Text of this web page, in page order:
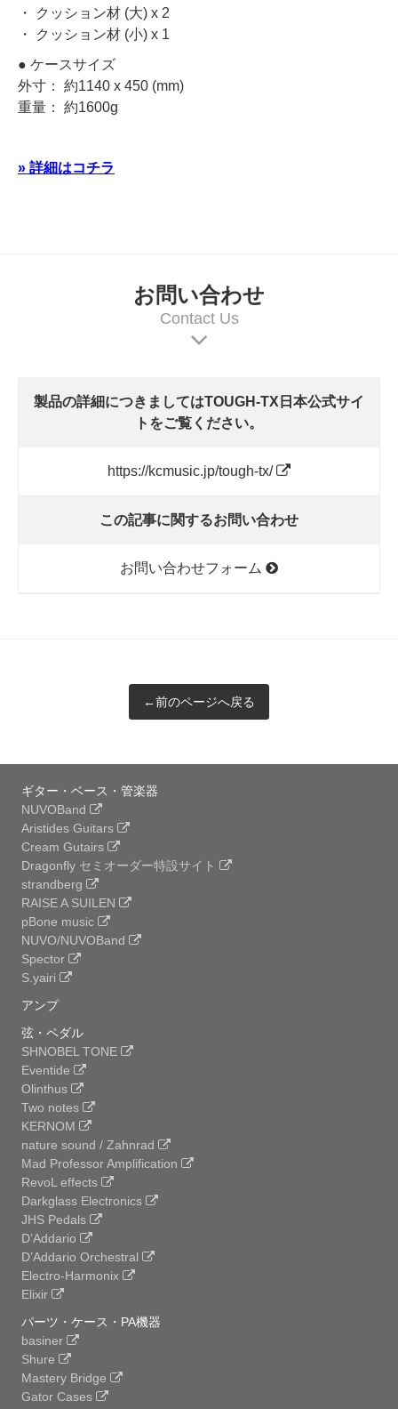
・ クッション材 (大) x 2
・ クッション材 (小) x 1
● ケースサイズ
外寸： 約1140 x 450 (mm)
重量： 約1600g
» 詳細はコチラ
お問い合わせ
Contact Us
製品の詳細につきましてはTOUGH-TX日本公式サイ
トをご覧ください。
https://kcmusic.jp/tough-tx/
この記事に関するお問い合わせ
お問い合わせフォーム
←前のページへ戻る
ギター・ベース・管楽器
NUVOBand
Aristides Guitars
Cream Gutairs
Dragonfly セミオーダー特設サイト
strandberg
RAISE A SUILEN
pBone music
NUVO/NUVOBand
Spector
S.yairi
アンプ
弦・ペダル
SHNOBEL TONE
Eventide
Olinthus
Two notes
KERNOM
nature sound / Zahnrad
Mad Professor Amplification
RevoL effects
Darkglass Electronics
JHS Pedals
D’Addario
D’Addario Orchestral
Electro-Harmonix
Elixir
パーツ・ケース・PA機器
basiner
Shure
Mastery Bridge
Gator Cases